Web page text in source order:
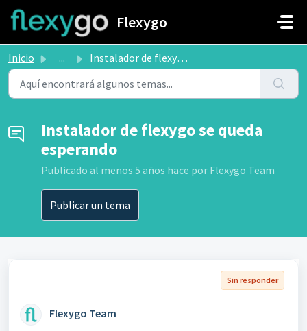
Saltar al contenido principal
Flexygo
Inicio ... Instalador de flexygo se queda esperando
Instalador de flexygo se queda
esperando
Publicado al menos 5 años hace por Flexygo Team
Publicar un tema
Sin responder
Flexygo Team